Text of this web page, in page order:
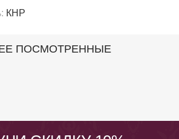
КНР
ПОСМОТРЕННЫЕ